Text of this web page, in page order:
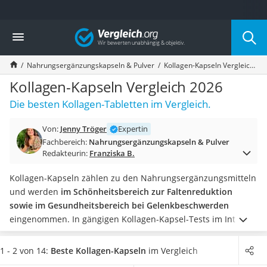
Die beliebtesten Vergleiche nach Kategorie
Drogerie
Inhalator
Haarschneider
Rollator
Braun Rasierer
Katzenklappe (Chip)
Masturbator
Massagepistole
Reisehaartrockner
Eiweißpulver
Magnesiumpräparat
Katzenklappe
Nackenmassagegerät
Zeckenschutz Katze
Vergleich
Nahrungsergänzungskapseln & Pulver Kollagen-Kapseln Vergleich 2026
Kollagen-Kapseln Vergleich 2026
Die besten Kollagen-Tabletten im Vergleich.
Von: Jenny Tröger
Expertin
Fachbereich: Nahrungsergänzungskapseln & Pulver
Redakteurin: Franziska B.
Kollagen-Kapseln zählen zu den Nahrungsergänzungsmitteln
und werden im Schönheitsbereich zur Faltenreduktion
sowie im Gesundheitsbereich bei Gelenkbeschwerden
eingenommen. In gängigen Kollagen-Kapsel-Tests im Internet
wird besonders auf den Kollagengehalt geachtet. Je nach
Anwendungsabsicht sollte dieser höher oder niedriger sein.
1 - 2 von 14: Beste Kollagen-Kapseln im Vergleich